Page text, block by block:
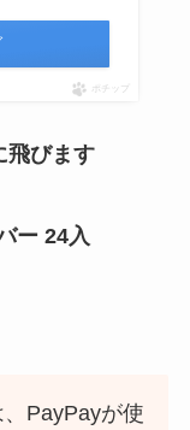
ポチップ
飛びます
ー 24入
PayPayが使